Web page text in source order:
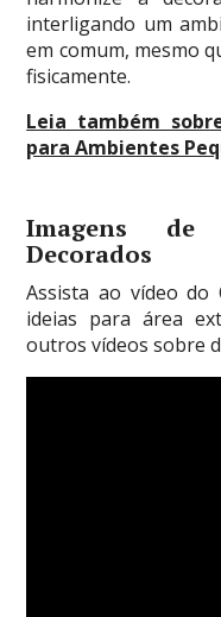
interligando um
em comum, mesmo
fisicamente.
Leia também
para Ambientes
Imagens de
Decorados
Assista ao vídeo do
ideias para área
outros vídeos sobre